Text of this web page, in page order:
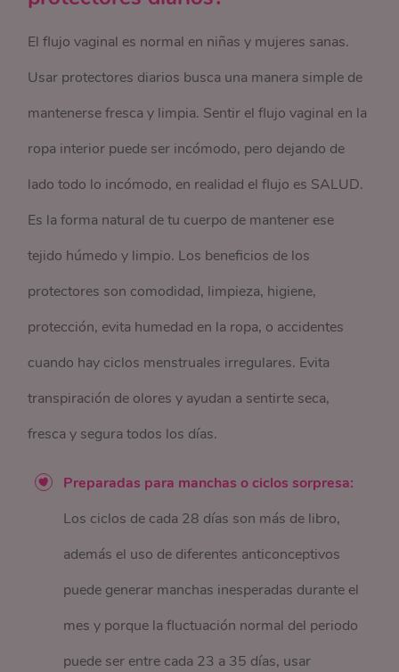
El flujo vaginal es normal en niñas y mujeres sanas.
Usar protectores diarios busca una manera simple de
mantenerse fresca y limpia. Sentir el flujo vaginal en la
ropa interior puede ser incómodo, pero dejando de
lado todo lo incómodo, en realidad el flujo es SALUD.
Es la forma natural de tu cuerpo de mantener ese
tejido húmedo y limpio. Los beneficios de los
protectores son comodidad, limpieza, higiene,
protección, evita humedad en la ropa, o accidentes
cuando hay ciclos menstruales irregulares. Evita
transpiración de olores y ayudan a sentirte seca,
fresca y segura todos los días.
Preparadas para manchas o ciclos sorpresa:
Los ciclos de cada 28 días son más de libro,
además el uso de diferentes anticonceptivos
puede generar manchas inesperadas durante el
mes y porque la fluctuación normal del periodo
puede ser entre cada 23 a 35 días, usar